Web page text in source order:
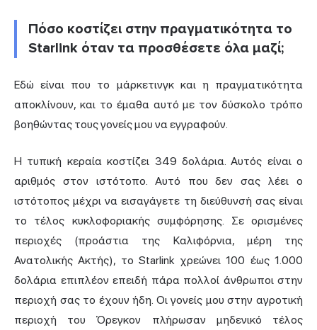
Πόσο κοστίζει στην πραγματικότητα το
Starlink όταν τα προσθέσετε όλα μαζί;
Εδώ είναι που το μάρκετινγκ και η πραγματικότητα
αποκλίνουν, και το έμαθα αυτό με τον δύσκολο τρόπο
βοηθώντας τους γονείς μου να εγγραφούν.
Η τυπική κεραία κοστίζει 349 δολάρια. Αυτός είναι ο
αριθμός στον ιστότοπο. Αυτό που δεν σας λέει ο
ιστότοπος μέχρι να εισαγάγετε τη διεύθυνσή σας είναι
το τέλος κυκλοφοριακής συμφόρησης. Σε ορισμένες
περιοχές (προάστια της Καλιφόρνια, μέρη της
Ανατολικής Ακτής), το Starlink χρεώνει 100 έως 1.000
δολάρια επιπλέον επειδή πάρα πολλοί άνθρωποι στην
περιοχή σας το έχουν ήδη. Οι γονείς μου στην αγροτική
περιοχή του Όρεγκον πλήρωσαν μηδενικό τέλος